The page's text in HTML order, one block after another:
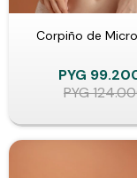
Corpiño de
PYG
PYG